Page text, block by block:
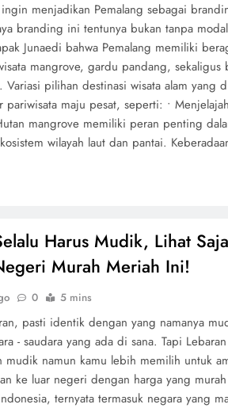
menjadikan Pemalang sebagai
branding ini tentunya bukan tanpa
Junaedi bahwa Pemalang memiliki
mangrove, gardu pandang, sekaligus
pilihan destinasi wisata alam yang
pariwisata maju pesat, seperti: •
mangrove memiliki peran penting
wilayah laut dan pantai.
Harus Mudik, Lihat Saja
Murah Meriah Ini!
0 5 mins
pasti identik dengan yang namanya
- saudara yang ada di sana. Tapi
mudik namun kamu lebih memilih untuk
ke luar negeri dengan harga yang murah
ternyata termasuk negara yang